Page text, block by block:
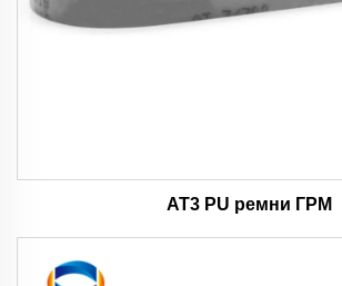
AT3 PU ремни ГРМ